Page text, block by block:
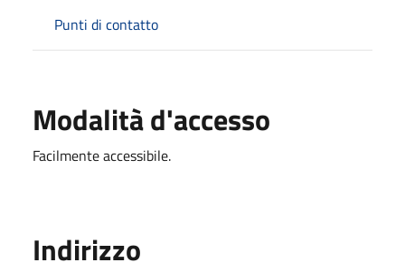
Punti di contatto
Modalità d'accesso
Facilmente accessibile.
Indirizzo